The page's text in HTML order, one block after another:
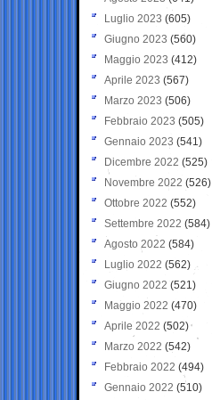
Luglio 2023 (605)
Giugno 2023 (560)
Maggio 2023 (412)
Aprile 2023 (567)
Marzo 2023 (506)
Febbraio 2023 (505)
Gennaio 2023 (541)
Dicembre 2022 (525)
Novembre 2022 (526)
Ottobre 2022 (552)
Settembre 2022 (584)
Agosto 2022 (584)
Luglio 2022 (562)
Giugno 2022 (521)
Maggio 2022 (470)
Aprile 2022 (502)
Marzo 2022 (542)
Febbraio 2022 (494)
Gennaio 2022 (510)